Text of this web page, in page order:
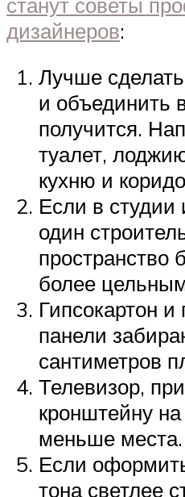
дизайнеров:
Лучше
и объединить
получится.
туалет,
кухню и
Если в студии
один
пространство
более
Гипсокартон
панели
сантиметров
Телевизор,
кронштейну
меньше места.
Если
тона светлее